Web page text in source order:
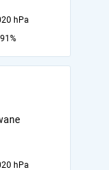
hPa
91%
hPa